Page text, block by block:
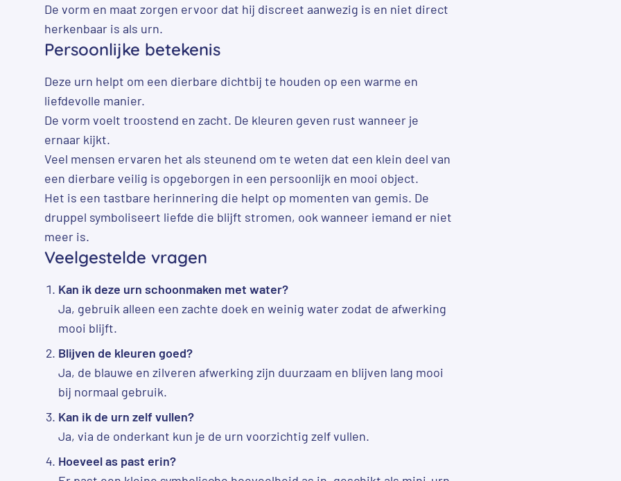
De vorm en maat zorgen ervoor dat hij discreet aanwezig is en niet direct
herkenbaar is als urn.
Persoonlijke betekenis
Deze urn helpt om een dierbare dichtbij te houden op een warme en
liefdevolle manier.
De vorm voelt troostend en zacht. De kleuren geven rust wanneer je
ernaar kijkt.
Veel mensen ervaren het als steunend om te weten dat een klein deel van
een dierbare veilig is opgeborgen in een persoonlijk en mooi object.
Het is een tastbare herinnering die helpt op momenten van gemis. De
druppel symboliseert liefde die blijft stromen, ook wanneer iemand er niet
meer is.
Veelgestelde vragen
Kan ik deze urn schoonmaken met water?
Ja, gebruik alleen een zachte doek en weinig water zodat de afwerking
mooi blijft.
Blijven de kleuren goed?
Ja, de blauwe en zilveren afwerking zijn duurzaam en blijven lang mooi
bij normaal gebruik.
Kan ik de urn zelf vullen?
Ja, via de onderkant kun je de urn voorzichtig zelf vullen.
Hoeveel as past erin?